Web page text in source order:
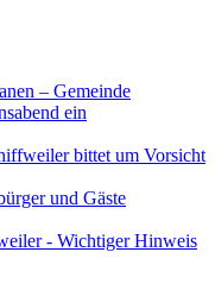
– Gemeinde
ein
bittet um Vorsicht
und Gäste
- Wichtiger Hinweis